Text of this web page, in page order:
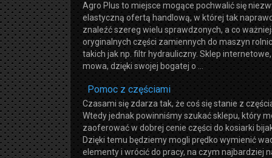
Agro Plus to miejsce mogące pochwalić się
elastyczną ofertą handlową, w której tak
znaleźć szereg wielu sprawdzonych, a co
oryginalnych części zamiennych do maszyn
takich jak np. filtr hydrauliczny. Sklep
mowa, dzięki swojej bogatej o ...
Pomoc z częściami
Czasami się zdarza tak, że coś się stanie z
Wtedy jednak powinniśmy szukać sklepu, który
zaoferować w dobrej cenie części do kosiarki
Dzięki temu będziemy mogli prędko wymienić
elementy i wrócić do pracy, na czym najbardziej